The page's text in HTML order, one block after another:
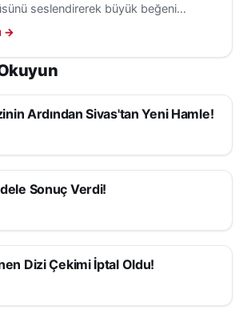
seslendirerek büyük beğeni
kültürel mirasını tanıttı.
→
Ardından Sivas'tan Yeni Hamle!
Sonuç Verdi!
TARIHDizi Çekimi İptal Oldu!